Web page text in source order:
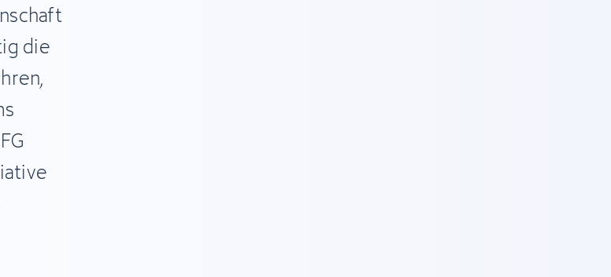
die